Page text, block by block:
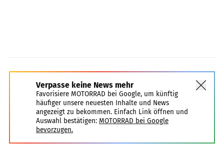
Verpasse keine News mehr
Favorisiere MOTORRAD bei Google, um künftig
häufiger unsere neuesten Inhalte und News
angezeigt zu bekommen. Einfach Link öffnen und
Auswahl bestätigen: MOTORRAD bei Google
bevorzugen.